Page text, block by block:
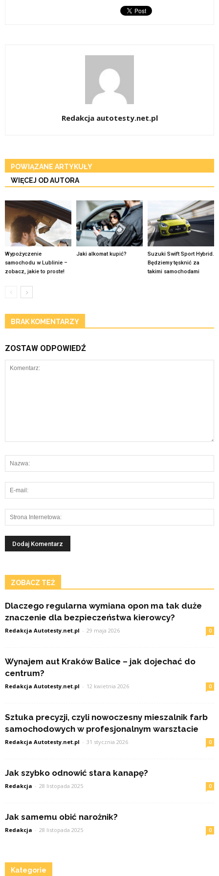
Redakcja autotesty.net.pl
POWIĄZANE ARTYKUŁY
WIĘCEJ OD AUTORA
Wypożyczenie
samochodu w Lublinie –
zobacz, jakie to proste!
Jaki alkomat kupić?
Suzuki Swift Sport Hybrid.
Będziemy tęsknić za
takimi samochodami
BRAK KOMENTARZY
ZOSTAW ODPOWIEDŹ
ZOBACZ TEŻ
Dlaczego regularna wymiana opon ma tak duże
znaczenie dla bezpieczeństwa kierowcy?
Redakcja Autotesty.net.pl - 29 maja 2026 0
Wynajem aut Kraków Balice – jak dojechać do
centrum?
Redakcja Autotesty.net.pl - 12 kwietnia 2026 0
Sztuka precyzji, czyli nowoczesny mieszalnik farb
samochodowych w profesjonalnym warsztacie
Redakcja Autotesty.net.pl - 31 stycznia 2026 0
Jak szybko odnowić stara kanapę?
Redakcja - 28 listopada 2025 0
Jak samemu obić narożnik?
Redakcja - 28 listopada 2025 0
Kategorie